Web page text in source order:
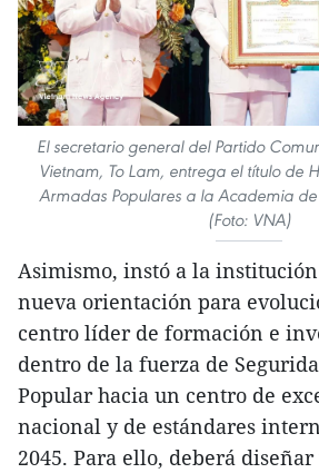
El secretario general del Partido
Vietnam, To Lam, entrega el título de
Armadas Populares a la Academia
(Foto: VNA)
Asimismo, instó a la
nueva orientación para
centro líder de formación e
dentro de la fuerza de
Popular hacia un centro de
nacional y de estándares
2045. Para ello, deberá